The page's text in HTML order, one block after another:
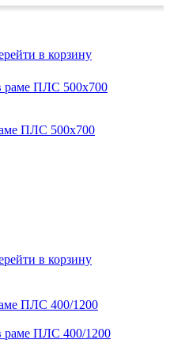
в корзину
ПЛС 500х700
в корзину
ПЛС 400/1200